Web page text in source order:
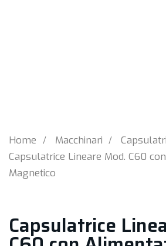
Home Macchinari
Capsulatrice Lineare Mod. C60
Magnetico
Capsulatrice